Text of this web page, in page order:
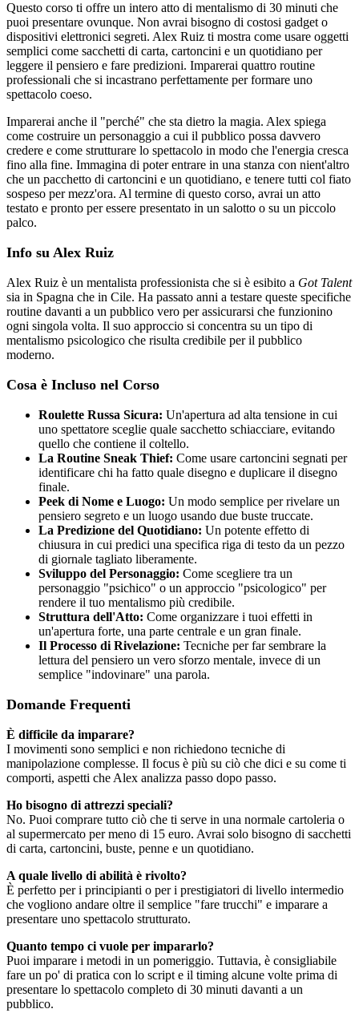
Questo corso ti offre un intero atto di mentalismo di 30 minuti che
puoi presentare ovunque. Non avrai bisogno di costosi gadget o
dispositivi elettronici segreti. Alex Ruiz ti mostra come usare oggetti
semplici come sacchetti di carta, cartoncini e un quotidiano per
leggere il pensiero e fare predizioni. Imparerai quattro routine
professionali che si incastrano perfettamente per formare uno
spettacolo coeso.
Imparerai anche il "perché" che sta dietro la magia. Alex spiega
come costruire un personaggio a cui il pubblico possa davvero
credere e come strutturare lo spettacolo in modo che l'energia cresca
fino alla fine. Immagina di poter entrare in una stanza con nient'altro
che un pacchetto di cartoncini e un quotidiano, e tenere tutti col fiato
sospeso per mezz'ora. Al termine di questo corso, avrai un atto
testato e pronto per essere presentato in un salotto o su un piccolo
palco.
Info su Alex Ruiz
Alex Ruiz è un mentalista professionista che si è esibito a Got Talent
sia in Spagna che in Cile. Ha passato anni a testare queste specifiche
routine davanti a un pubblico vero per assicurarsi che funzionino
ogni singola volta. Il suo approccio si concentra su un tipo di
mentalismo psicologico che risulta credibile per il pubblico
moderno.
Cosa è Incluso nel Corso
Roulette Russa Sicura: Un'apertura ad alta tensione in cui
uno spettatore sceglie quale sacchetto schiacciare, evitando
quello che contiene il coltello.
La Routine Sneak Thief: Come usare cartoncini segnati per
identificare chi ha fatto quale disegno e duplicare il disegno
finale.
Peek di Nome e Luogo: Un modo semplice per rivelare un
pensiero segreto e un luogo usando due buste truccate.
La Predizione del Quotidiano: Un potente effetto di
chiusura in cui predici una specifica riga di testo da un pezzo
di giornale tagliato liberamente.
Sviluppo del Personaggio: Come scegliere tra un
personaggio "psichico" o un approccio "psicologico" per
rendere il tuo mentalismo più credibile.
Struttura dell'Atto: Come organizzare i tuoi effetti in
un'apertura forte, una parte centrale e un gran finale.
Il Processo di Rivelazione: Tecniche per far sembrare la
lettura del pensiero un vero sforzo mentale, invece di un
semplice "indovinare" una parola.
Domande Frequenti
È difficile da imparare?
I movimenti sono semplici e non richiedono tecniche di
manipolazione complesse. Il focus è più su ciò che dici e su come ti
comporti, aspetti che Alex analizza passo dopo passo.
Ho bisogno di attrezzi speciali?
No. Puoi comprare tutto ciò che ti serve in una normale cartoleria o
al supermercato per meno di 15 euro. Avrai solo bisogno di sacchetti
di carta, cartoncini, buste, penne e un quotidiano.
A quale livello di abilità è rivolto?
È perfetto per i principianti o per i prestigiatori di livello intermedio
che vogliono andare oltre il semplice "fare trucchi" e imparare a
presentare uno spettacolo strutturato.
Quanto tempo ci vuole per impararlo?
Puoi imparare i metodi in un pomeriggio. Tuttavia, è consigliabile
fare un po' di pratica con lo script e il timing alcune volte prima di
presentare lo spettacolo completo di 30 minuti davanti a un
pubblico.